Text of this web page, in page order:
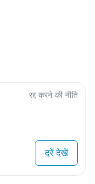
रद्द करने की नीति
दरें देखें